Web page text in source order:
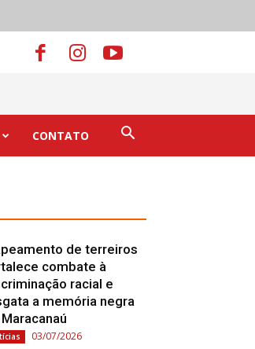
CONTATO
de terreiros
combate à
racial e
a memória negra
03/07/2026